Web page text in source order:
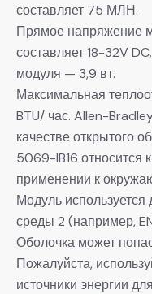
составляет 75 МЛН.
Прямое напряжение
составляет 18-32V
модуля — 3,9 вт.
Максимальная
BTU/ час. Allen-
качестве открытого
5069-IB16
применении к
Модуль
среды 2 (например,
Оболочка может
Пожалуйста,
источники энергии